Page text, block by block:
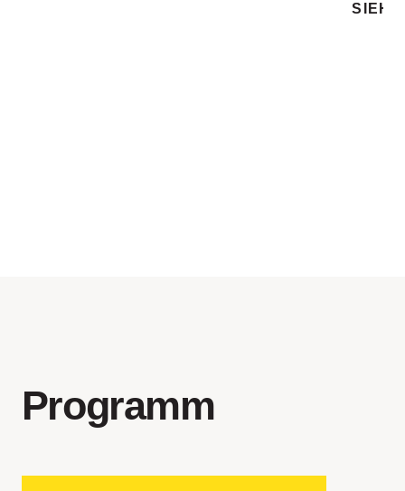
Programm